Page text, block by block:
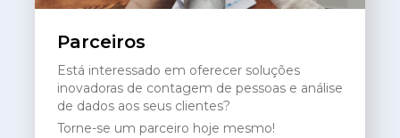
Parceiros
Está interessado em oferecer soluções
inovadoras de contagem de pessoas e análise
de dados aos seus clientes?
Torne-se um parceiro hoje mesmo!